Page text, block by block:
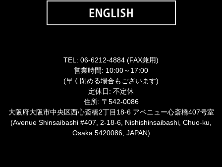
TEL: 06-6212-4884 (FAX兼用)
営業時間: 10:00～17:00
(早く閉める場合もございます)
定休日: 不定休
住所: 〒542-0086
大阪府大阪市中央区西心斎橋2丁目18-6 アベニュー心斎橋407号室
(Avenue Shinsaibashi #407, 2-18-6, Nishishinsaibashi, Chuo-ku,
Osaka 5420086, JAPAN)